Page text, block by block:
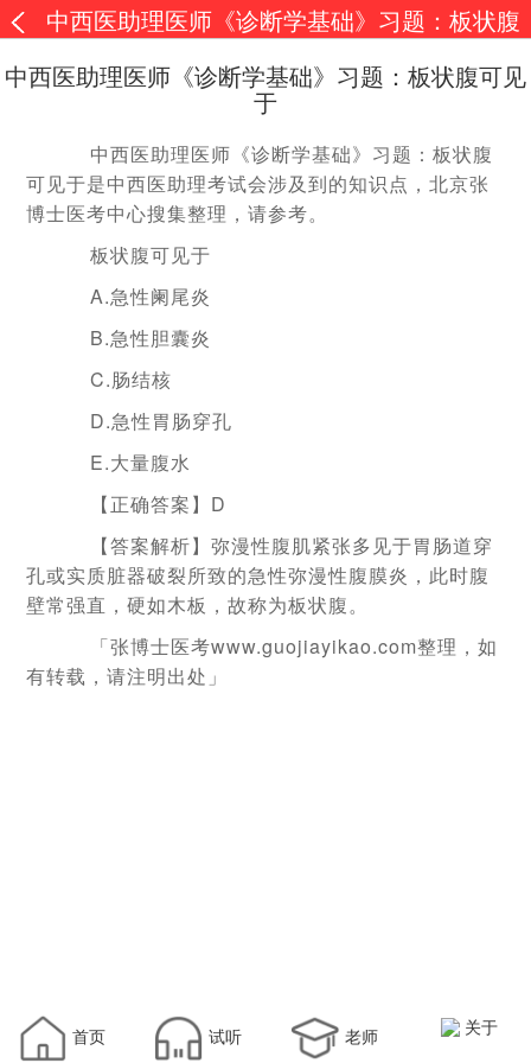
中西医助理医师《诊断学基础》习题：板状腹
可见于
中西医助理医师《诊断学基础》习题：板状腹可见
于
中西医助理医师《诊断学基础》习题：板状腹
可见于是中西医助理考试会涉及到的知识点，北京张
博士医考中心搜集整理，请参考。
板状腹可见于
A.急性阑尾炎
B.急性胆囊炎
C.肠结核
D.急性胃肠穿孔
E.大量腹水
【正确答案】D
【答案解析】弥漫性腹肌紧张多见于胃肠道穿
孔或实质脏器破裂所致的急性弥漫性腹膜炎，此时腹
壁常强直，硬如木板，故称为板状腹。
「张博士医考www.guojiayikao.com整理，如
有转载，请注明出处」
首页 试听 老师 关于